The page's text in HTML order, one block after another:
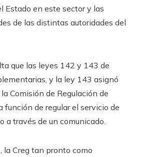
Estado en este sector y las
de las distintas autoridades del
que las leyes 142 y 143 de
y la ley 143 asignó
Comisión de Regulación de
función de regular el servicio de
a través de un comunicado.
la Creg tan pronto como